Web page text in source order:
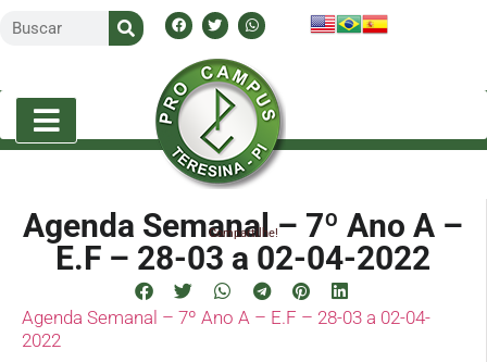
Agenda Semanal – 7º Ano A –
E.F – 28-03 a 02-04-2022
Compartilhe!
Agenda Semanal – 7º Ano A – E.F – 28-03 a 02-04-
2022